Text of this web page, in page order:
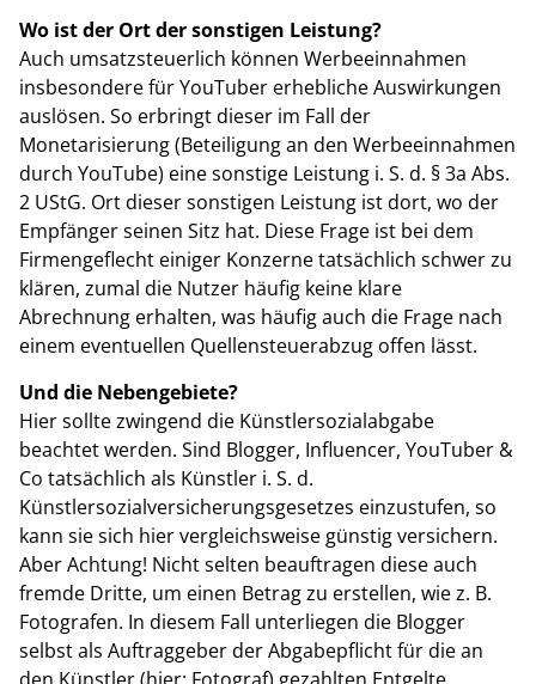
Wo ist der Ort der sonstigen Leistung?
Auch umsatzsteuerlich können Werbeeinnahmen
insbesondere für YouTuber erhebliche Auswirkungen
auslösen. So erbringt dieser im Fall der
Monetarisierung (Beteiligung an den Werbeeinnahmen
durch YouTube) eine sonstige Leistung i. S. d. § 3a Abs.
2 UStG. Ort dieser sonstigen Leistung ist dort, wo der
Empfänger seinen Sitz hat. Diese Frage ist bei dem
Firmengeflecht einiger Konzerne tatsächlich schwer zu
klären, zumal die Nutzer häufig keine klare
Abrechnung erhalten, was häufig auch die Frage nach
einem eventuellen Quellensteuerabzug offen lässt.
Und die Nebengebiete?
Hier sollte zwingend die Künstlersozialabgabe
beachtet werden. Sind Blogger, Influencer, YouTuber &
Co tatsächlich als Künstler i. S. d.
Künstlersozialversicherungsgesetzes einzustufen, so
kann sie sich hier vergleichsweise günstig versichern.
Aber Achtung! Nicht selten beauftragen diese auch
fremde Dritte, um einen Betrag zu erstellen, wie z. B.
Fotografen. In diesem Fall unterliegen die Blogger
selbst als Auftraggeber der Abgabepflicht für die an